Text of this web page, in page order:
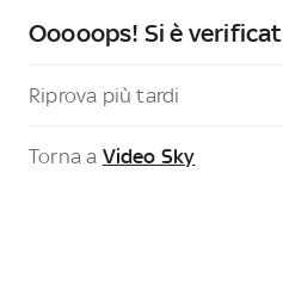
Ooooops! Si è
Riprova più tardi
Torna a Video Sky